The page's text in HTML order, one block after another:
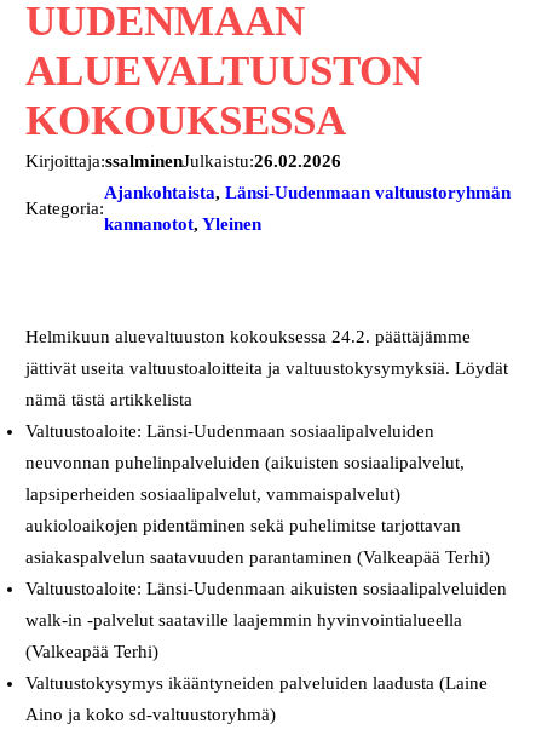
UUDENMAAN
ALUEVALTUUSTON
KOKOUKSESSA
Kirjoittaja:ssalminenJulkaistu:26.02.2026
Kategoria:
Ajankohtaista, Länsi-Uudenmaan valtuustoryhmän
kannanotot, Yleinen
Helmikuun aluevaltuuston kokouksessa 24.2. päättäjämme
jättivät useita valtuustoaloitteita ja valtuustokysymyksiä. Löydät
nämä tästä artikkelista
Valtuustoaloite: Länsi-Uudenmaan sosiaalipalveluiden
neuvonnan puhelinpalveluiden (aikuisten sosiaalipalvelut,
lapsiperheiden sosiaalipalvelut, vammaispalvelut)
aukioloaikojen pidentäminen sekä puhelimitse tarjottavan
asiakaspalvelun saatavuuden parantaminen (Valkeapää Terhi)
Valtuustoaloite: Länsi-Uudenmaan aikuisten sosiaalipalveluiden
walk-in -palvelut saataville laajemmin hyvinvointialueella
(Valkeapää Terhi)
Valtuustokysymys ikääntyneiden palveluiden laadusta (Laine
Aino ja koko sd-valtuustoryhmä)